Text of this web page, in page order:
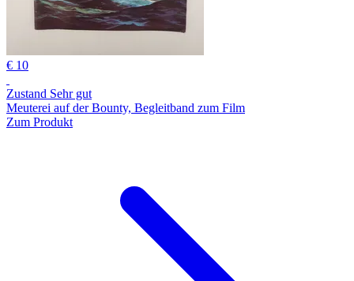
€ 10
Zustand Sehr gut
Meuterei auf der Bounty, Begleitband zum Film
Zum Produkt